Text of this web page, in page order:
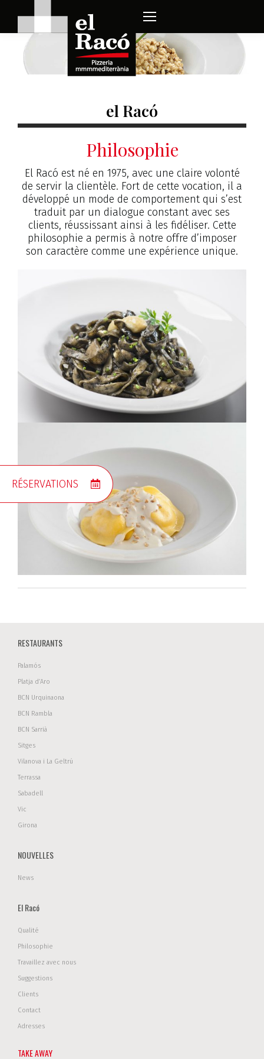
el Racó
Philosophie
El Racó est né en 1975, avec une claire volonté
de servir la clientèle. Fort de cette vocation, il a
développé un mode de comportement qui s’est
traduit par un dialogue constant avec ses
clients, réussissant ainsi à les fidéliser. Cette
philosophie a permis à notre offre d’imposer
son caractère comme une expérience unique.
RESTAURANTS
Palamós
Platja d’Aro
BCN Urquinaona
BCN Rambla
BCN Sarrià
Sitges
Vilanova i La Geltrú
Terrassa
Sabadell
Vic
Girona
NOUVELLES
News
El Racó
Qualité
Philosophie
Travaillez avec nous
Suggestions
Clients
Contact
Adresses
TAKE AWAY
RÉSERVATIONS